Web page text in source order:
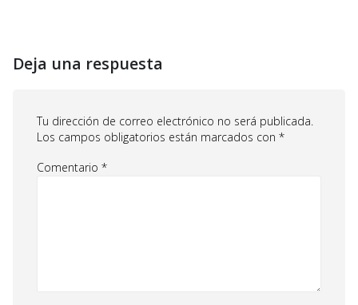
Deja una respuesta
Tu dirección de correo electrónico no será publicada.
Los campos obligatorios están marcados con *
Comentario *